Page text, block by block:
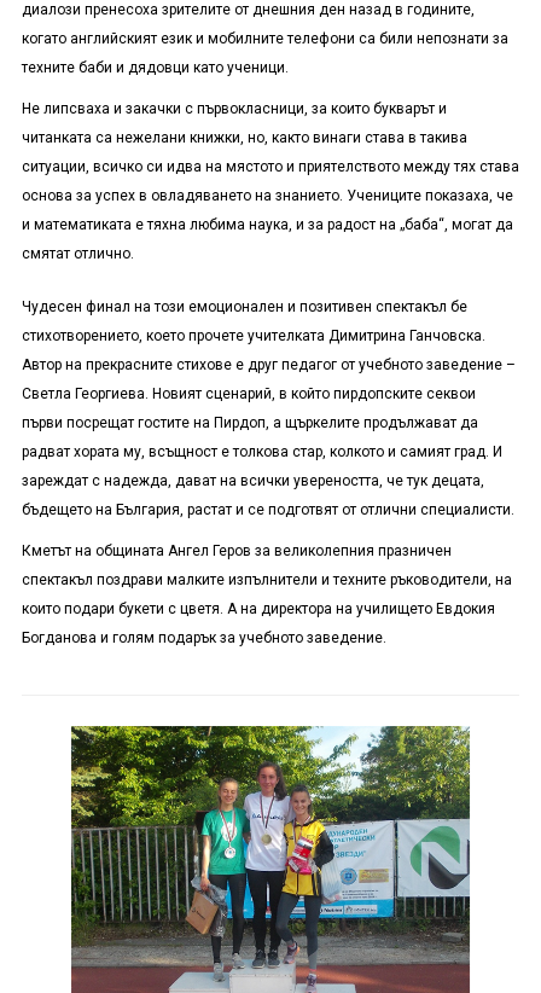
диалози пренесоха зрителите от днешния ден назад в годините,
когато английският език и мобилните телефони са били непознати за
техните баби и дядовци като ученици.
Не липсваха и закачки с първокласници, за които букварът и
читанката са нежелани книжки, но, както винаги става в такива
ситуации, всичко си идва на мястото и приятелството между тях става
основа за успех в овладяването на знанието. Учениците показаха, че
и математиката е тяхна любима наука, и за радост на „баба“, могат да
смятат отлично.
Чудесен финал на този емоционален и позитивен спектакъл бе
стихотворението, което прочете учителката Димитрина Ганчовска.
Автор на прекрасните стихове е друг педагог от учебното заведение –
Светла Георгиева. Новият сценарий, в който пирдопските секвои
първи посрещат гостите на Пирдоп, а щъркелите продължават да
радват хората му, всъщност е толкова стар, колкото и самият град. И
зареждат с надежда, дават на всички увереността, че тук децата,
бъдещето на България, растат и се подготвят от отлични специалисти.
Кметът на общината Ангел Геров за великолепния празничен
спектакъл поздрави малките изпълнители и техните ръководители, на
които подари букети с цветя. А на директора на училището Евдокия
Богданова и голям подарък за учебното заведение.